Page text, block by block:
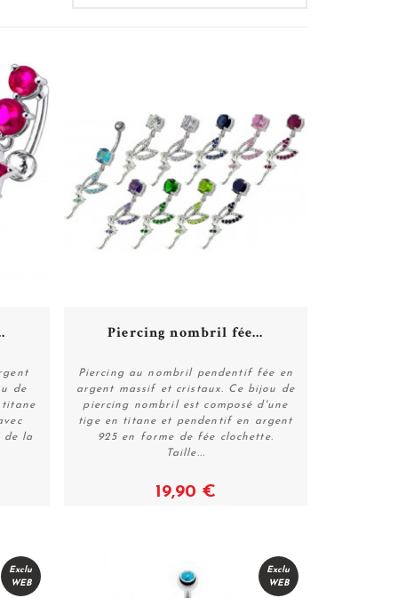
de
titane
de la
Voir
Piercing nombril fée...
Piercing au nombril pendentif fée en
argent massif et cristaux. Ce bijou de
piercing nombril est composé d'une
tige en titane et pendentif en argent
925 en forme de fée clochette.
Taille...
19,90 €
Exclu
WEB
Exclu
WEB